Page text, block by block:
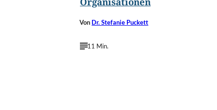
Organisationen
Von Dr. Stefanie Puckett
11 Min.